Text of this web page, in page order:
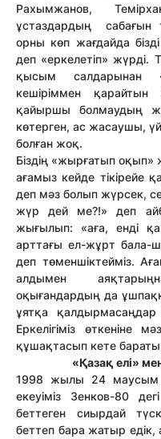
Рахымжанов,
ұстаздардың сабағын
орны көп жағдайда
деп «еркелетіп» жүрді.
қысым салдарынан
кешіріммен қарайтын
қайыршы болмаудың
көтерген, ас жасаушы,
болған жоқ.
Біздің «жырғатып оқып»
ағамыз кейде тікірейе
деп мәз болып жүрсек,
жүр дей ме?!» деп
жығылып: «аға, енді
арттағы ел-жұрт бала-
деп төменшіктейміз.
алдымен
оқығандардың да
ұятқа
Еркелігіміз
құшақтасып кете
«Қазақ елі»
1998 жылы 24 маусым
екеуіміз Зенков-80
беттеген сиырдай
беттеп бара жатыр